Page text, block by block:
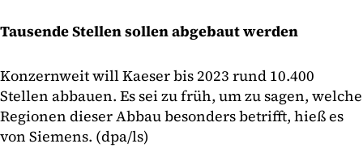
Tausende Stellen sollen abgebaut werden
Konzernweit will Kaeser bis 2023 rund 10.400
Stellen abbauen. Es sei zu früh, um zu sagen, welche
Regionen dieser Abbau besonders betrifft, hieß es
von Siemens. (dpa/ls)